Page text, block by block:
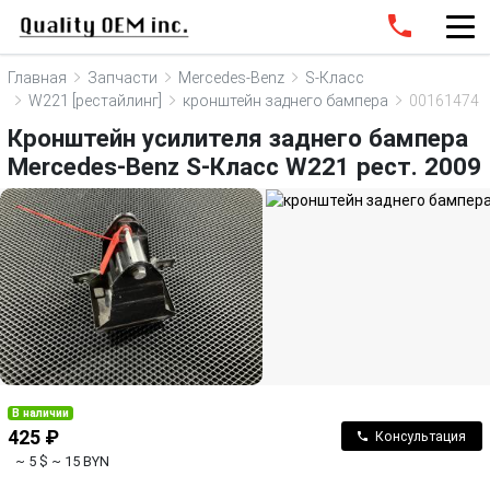
Главная Запчасти Mercedes-Benz
S-Класс
W221 [рестайлинг]
кронштейн заднего бампера 00161474
Кронштейн усилителя заднего бампера
Mercedes-Benz S-Класс W221 рест. 2009
В наличии
425 ₽
~ 5 $ ~ 15 BYN
Консультация